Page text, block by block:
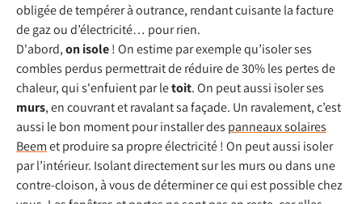
obligée de tempérer à outrance, rendant cuisante la facture
de gaz ou d’électricité… pour rien.
D'abord,on isole! On estime par exemple qu’isoler ses
combles perdus permettrait de réduire de 30% les pertes de
chaleur, qui s'enfuient par letoit. On peut aussi isoler ses
murs, en couvrant et ravalant sa façade. Un ravalement, c’est
aussi le bon moment pour installer des panneaux solaires
Beemet produire sa propre électricité ! On peut aussi isoler
par l’intérieur. Isolant directement sur les murs ou dans une
contre-cloison, à vous de déterminer ce qui est possible chez